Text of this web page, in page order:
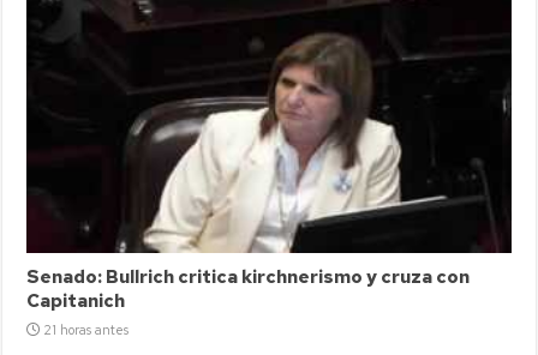
Senado: Bullrich critica kirchnerismo y cruza con
Capitanich
21 horas antes